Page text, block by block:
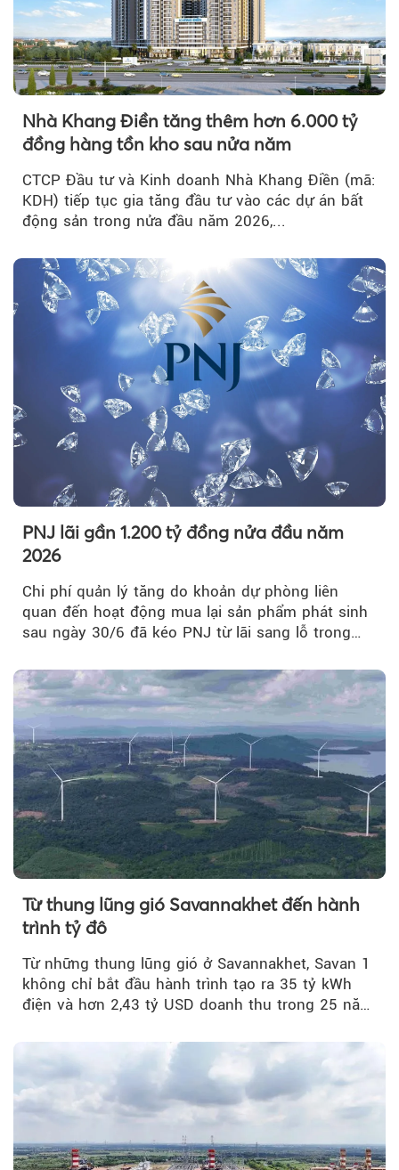
Nhà Khang Điền tăng thêm hơn 6.000 tỷ
đồng hàng tồn kho sau nửa năm
CTCP Đầu tư và Kinh doanh Nhà Khang Điền (mã:
KDH) tiếp tục gia tăng đầu tư vào các dự án bất
động sản trong nửa đầu năm 2026,...
PNJ lãi gần 1.200 tỷ đồng nửa đầu năm
2026
Chi phí quản lý tăng do khoản dự phòng liên
quan đến hoạt động mua lại sản phẩm phát sinh
sau ngày 30/6 đã kéo PNJ từ lãi sang lỗ trong
Từ thung lũng gió Savannakhet đến hành
trình tỷ đô
Từ những thung lũng gió ở Savannakhet, Savan 1
không chỉ bắt đầu hành trình tạo ra 35 tỷ kWh
điện và hơn 2,43 tỷ USD doanh thu trong 25 năm